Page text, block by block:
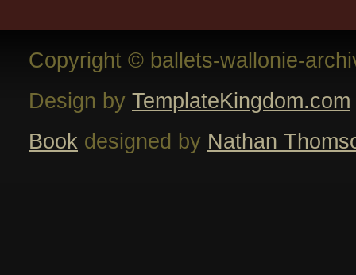
Copyright © ballets-wallonie-
Design by TemplateKingdom.com
Book designed by Nathan